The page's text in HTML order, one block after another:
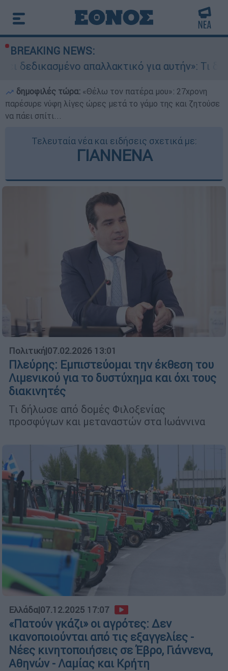
BREAKING NEWS:
απαλλακτικό για αυτήν»: Τι δηλώνει στο
δημοφιλές τώρα: «Θέλω τον πατέρα μου»: 27χρονη
παρέσυρε νύφη λίγες ώρες μετά το γάμο της και ζητούσε
να πάει σπίτι...
Τελευταία νέα και ειδήσεις σχετικά με:
ΓΙΑΝΝΕΝΑ
Πολιτική|07.02.2026 13:01
Πλεύρης: Εμπιστεύομαι την έκθεση του
Λιμενικού για το δυστύχημα και όχι τους
διακινητές
Τι δήλωσε από δομές Φιλοξενίας
προσφύγων και μεταναστών στα Ιωάννινα
Ελλάδα|07.12.2025 17:07
«Πατούν γκάζι» οι αγρότες: Δεν
ικανοποιούνται από τις εξαγγελίες -
Νέες κινητοποιήσεις σε Έβρο, Γιάννενα,
Αθηνών - Λαμίας και Κρήτη